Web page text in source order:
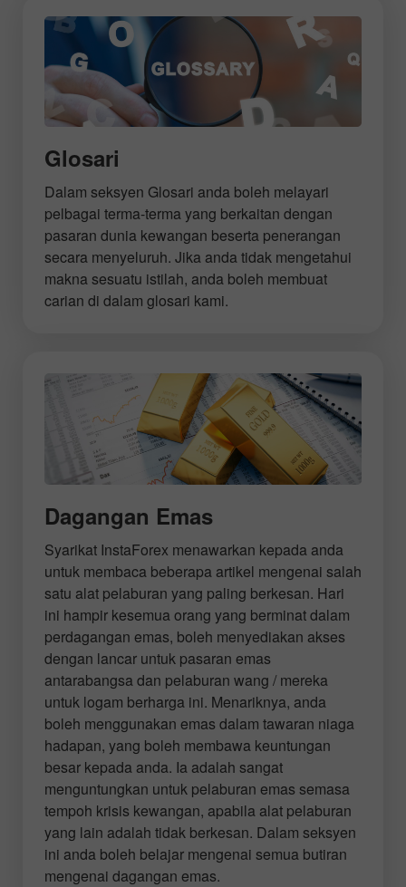
Glosari
Dalam seksyen Glosari anda boleh melayari
pelbagai terma-terma yang berkaitan dengan
pasaran dunia kewangan beserta penerangan
secara menyeluruh. Jika anda tidak mengetahui
makna sesuatu istilah, anda boleh membuat
carian di dalam glosari kami.
Dagangan Emas
Syarikat InstaForex menawarkan kepada anda
untuk membaca beberapa artikel mengenai salah
satu alat pelaburan yang paling berkesan. Hari
ini hampir kesemua orang yang berminat dalam
perdagangan emas, boleh menyediakan akses
dengan lancar untuk pasaran emas
antarabangsa dan pelaburan wang / mereka
untuk logam berharga ini. Menariknya, anda
boleh menggunakan emas dalam tawaran niaga
hadapan, yang boleh membawa keuntungan
besar kepada anda. Ia adalah sangat
menguntungkan untuk pelaburan emas semasa
tempoh krisis kewangan, apabila alat pelaburan
yang lain adalah tidak berkesan. Dalam seksyen
ini anda boleh belajar mengenai semua butiran
mengenai dagangan emas.